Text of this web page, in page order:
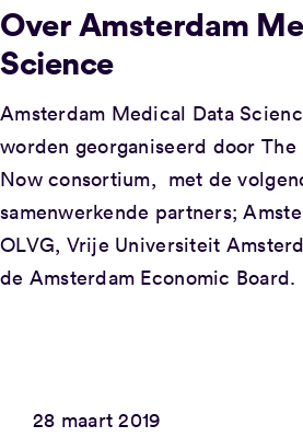
Over Amsterdam
Science
Amsterdam Medical Data
worden georganiseerd door The
Now consortium, met de
samenwerkende partners;
OLVG, Vrije Universiteit
de Amsterdam Economic Board.
28 maart 2019